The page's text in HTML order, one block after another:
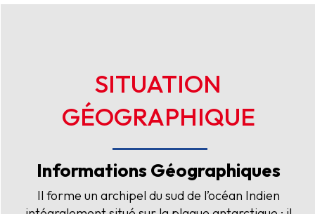
SITUATION
GÉOGRAPHIQUE
Informations Géographiques
Il forme un archipel du sud de l’océan Indien